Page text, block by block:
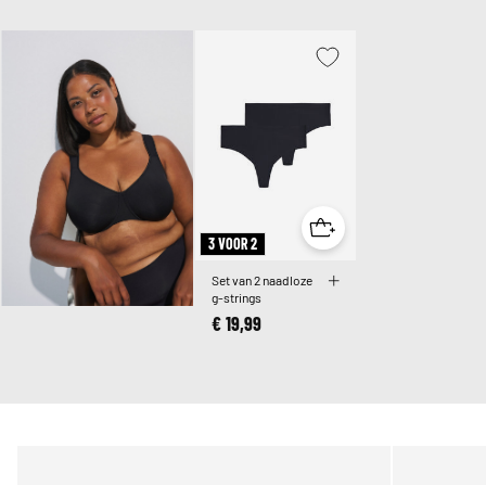
3 VOOR 2
Set van 2 naadloze
g-strings
€ 19,99